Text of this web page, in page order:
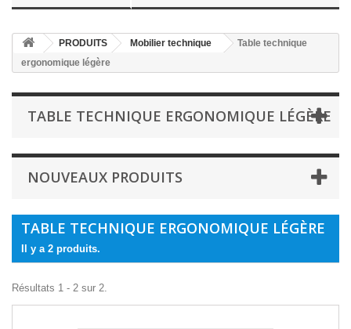
PRODUITS Mobilier technique
Table technique
ergonomique légère
TABLE TECHNIQUE ERGONOMIQUE LÉGÈRE
NOUVEAUX PRODUITS
TABLE TECHNIQUE ERGONOMIQUE LÉGÈRE
Il y a 2 produits.
Résultats 1 - 2 sur 2.